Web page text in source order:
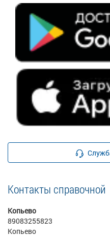
Контакты справочной
Копьево
89083255823
Копьево